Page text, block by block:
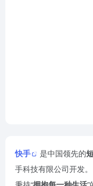
快手 是中国领先的
手科技有限公司开发